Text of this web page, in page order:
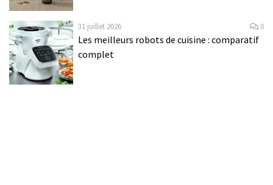
31 juillet 2026 0
Les meilleurs robots de cuisine : comparatif
complet